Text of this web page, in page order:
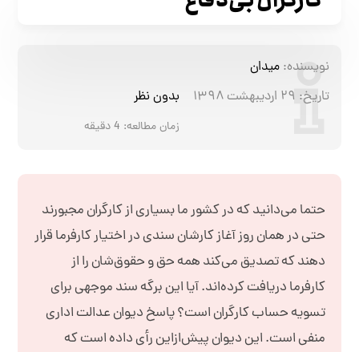
نویسنده: میدان
تاریخ: ۲۹ اردیبهشت ۱۳۹۸ بدون نظر
زمان مطالعه: 4دقیقه
حتما می‌دانيد که در کشور ما بسياری از کارگران مجبورند
حتی در همان روز آغاز کارشان سندی در اختيار کارفرما قرار
دهند که تصديق می‌کند همه حق و حقوق‌شان را از
کارفرما دريافت کرده‌اند. آيا اين برگه سند موجهی برای
تسويه حساب کارگران است؟ پاسخ ديوان عدالت اداری
منفی است. اين ديوان پيش‌از‌اين رأی داده است که